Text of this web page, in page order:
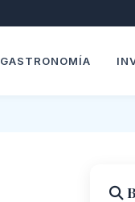
GASTRONOMÍA